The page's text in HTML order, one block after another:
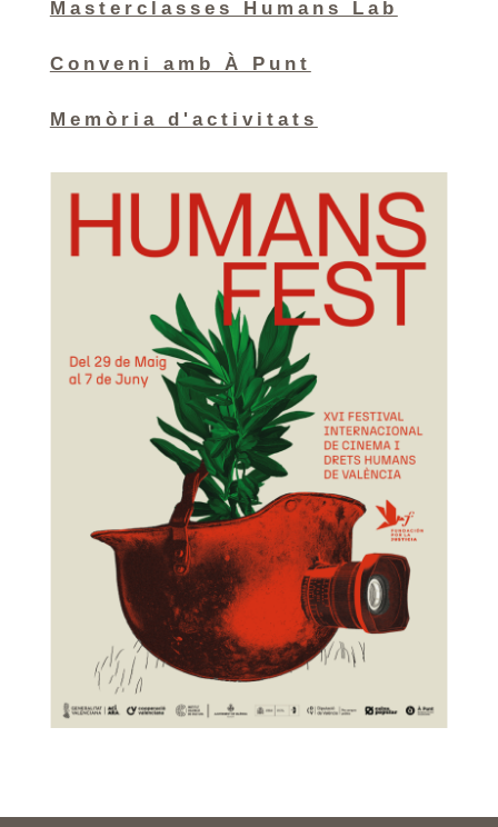
Masterclasses Humans Lab
Conveni amb À Punt
Memòria d'activitats